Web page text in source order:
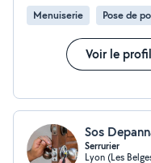
Menuiserie Pose de
Voir le profil
Serrurier
Lyon (Les